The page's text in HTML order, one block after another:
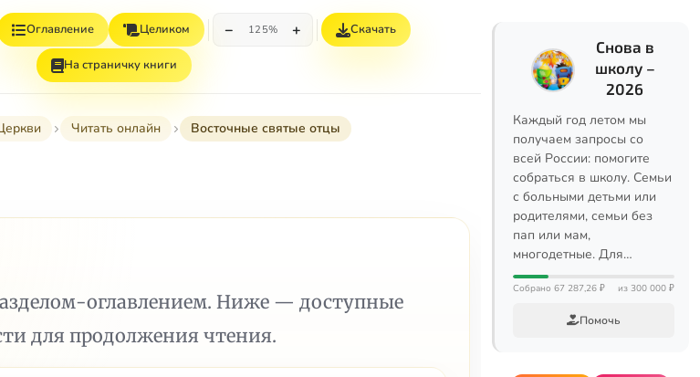
Оглавление Целиком − 125% + Скачать
На страничку книги
Читать онлайн Восточные святые отцы
оглавлением. Ниже — доступные
для продолжения чтения.
Снова в
школу –
2026
Каждый год летом мы
получаем запросы со
всей России: помогите
собраться в школу. Семьи
с больными детьми или
родителями, семьи без
пап или мам,
многодетные. Для…
Собрано 67 287,26 ₽ из 300 000 ₽
Помочь